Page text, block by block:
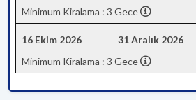
Minimum Kiralama : 3 Gece
16 Ekim 2026 31 Aralık 2026
Minimum Kiralama : 3 Gece